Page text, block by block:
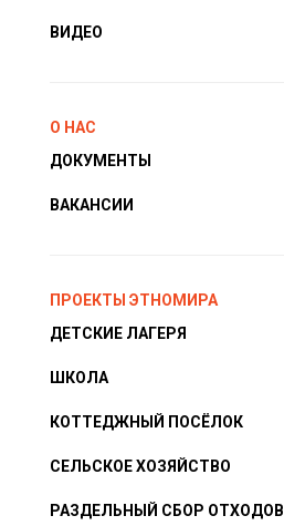
ВИДЕО
О НАС
ДОКУМЕНТЫ
ВАКАНСИИ
ПРОЕКТЫ ЭТНОМИРА
ДЕТСКИЕ ЛАГЕРЯ
ШКОЛА
КОТТЕДЖНЫЙ ПОСЁЛОК
СЕЛЬСКОЕ ХОЗЯЙСТВО
РАЗДЕЛЬНЫЙ СБОР ОТХОДОВ